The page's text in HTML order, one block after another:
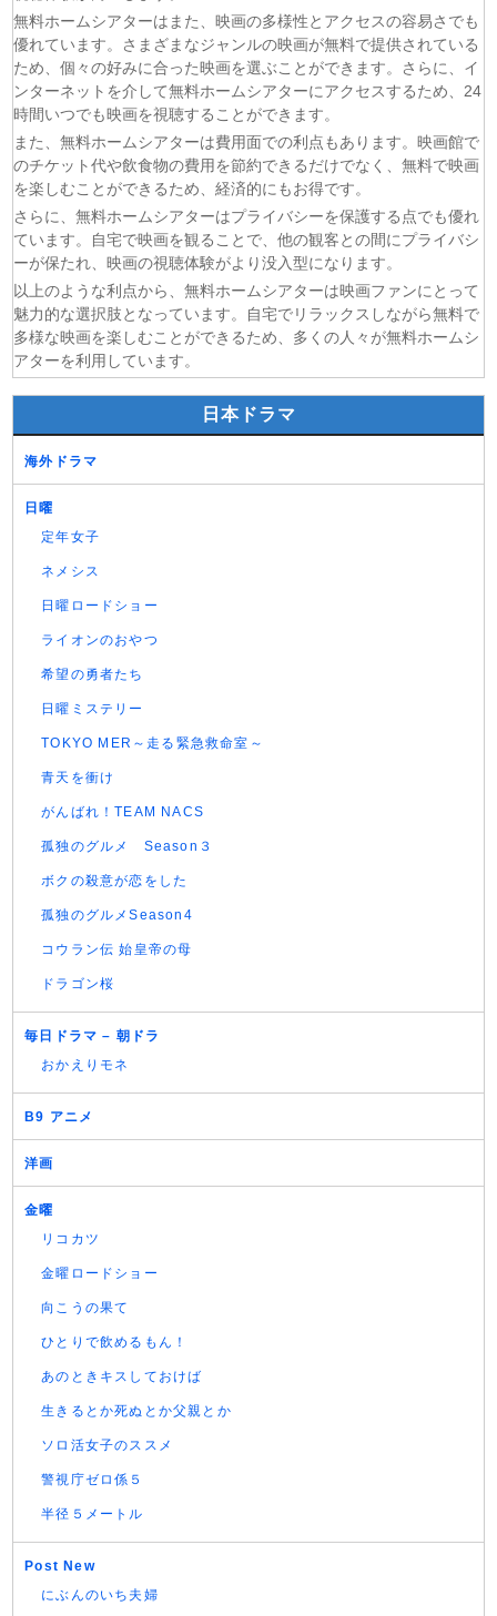
(10/08)ひまわり 第96話
(10/08)マッサン 第20話
(10/08) チョッちゃん 第88話
(10/08) 黒猫と魔女の教室 第18話
(09/08)刃牙道 第6話
(09/08)無職転生Ⅲ～異世界行ったら本気だす～ 第7話
(09/08)さよならララ 第6話
(09/08)アズールレーン びそくぜんしんっ！にっ！！ 第6話
(09/08) ONE PIECE ワンピース 第1173話
無料ホームシアターはまた、映画の多様性とアクセスの容易さでも
優れています。さまざまなジャンルの映画が無料で提供されている
ため、個々の好みに合った映画を選ぶことができます。さらに、イ
ンターネットを介して無料ホームシアターにアクセスするため、24
時間いつでも映画を視聴することができます。
また、無料ホームシアターは費用面での利点もあります。映画館で
のチケット代や飲食物の費用を節約できるだけでなく、無料で映画
を楽しむことができるため、経済的にもお得です。
さらに、無料ホームシアターはプライバシーを保護する点でも優れ
ています。自宅で映画を観ることで、他の観客との間にプライバシ
ーが保たれ、映画の視聴体験がより没入型になります。
以上のような利点から、無料ホームシアターは映画ファンにとって
魅力的な選択肢となっています。自宅でリラックスしながら無料で
多様な映画を楽しむことができるため、多くの人々が無料ホームシ
アターを利用しています。
日本ドラマ
海外ドラマ
日曜
定年女子
ネメシス
日曜ロードショー
ライオンのおやつ
希望の勇者たち
日曜ミステリー
TOKYO MER～走る緊急救命室～
青天を衝け
がんばれ！TEAM NACS
孤独のグルメ Season３
ボクの殺意が恋をした
孤独のグルメSeason4
コウラン伝 始皇帝の母
ドラゴン桜
毎日ドラマ – 朝ドラ
おかえりモネ
B9 アニメ
洋画
金曜
リコカツ
金曜ロードショー
向こうの果て
ひとりで飲めるもん！
あのときキスしておけば
生きるとか死ぬとか父親とか
ソロ活女子のススメ
警視庁ゼロ係５
半径５メートル
Post New
にぶんのいち夫婦